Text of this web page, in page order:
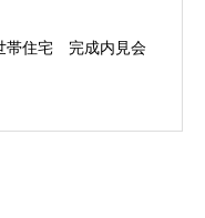
帯住宅 完成内見会